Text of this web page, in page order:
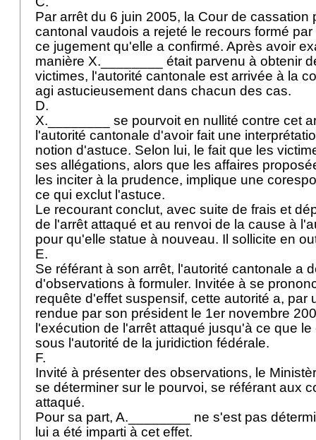
Par arrêt du 6 juin 2005, la Cour de cassation
cantonal vaudois a rejeté le recours formé
ce jugement qu'elle a confirmé. Après avoir
manière X.________ était parvenu à obtenir
victimes, l'autorité cantonale est arrivée à la
agi astucieusement dans chacun des cas.
D.
X.________ se pourvoit en nullité contre cet
l'autorité cantonale d'avoir fait une
notion d'astuce. Selon lui, le fait que les
ses allégations, alors que les affaires
les inciter à la prudence, implique une
ce qui exclut l'astuce.
Le recourant conclut, avec suite de frais et
de l'arrêt attaqué et au renvoi de la cause à
pour qu'elle statue à nouveau. Il sollicite en
E.
Se référant à son arrêt, l'autorité cantonale a
d'observations à formuler. Invitée à se
requête d'effet suspensif, cette autorité a, par
rendue par son président le 1er novembre
l'exécution de l'arrêt attaqué jusqu'à ce que
sous l'autorité de la juridiction fédérale.
F.
Invité à présenter des observations, le
se déterminer sur le pourvoi, se référant aux
attaqué.
Pour sa part, A.________ ne s'est pas
lui a été imparti à cet effet.